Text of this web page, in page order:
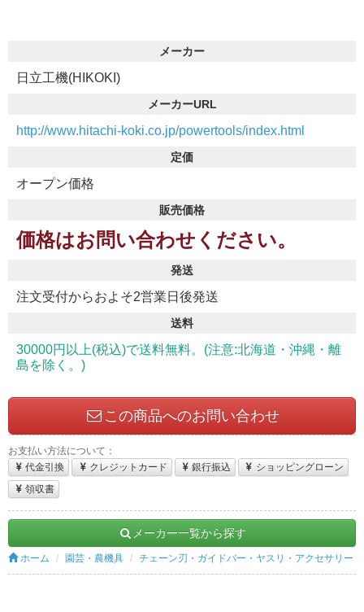
メーカー
日立工機(HIKOKI)
メーカーURL
http://www.hitachi-koki.co.jp/powertools/index.html
定価
オープン価格
販売価格
価格はお問い合わせください。
発送
注文受付からおよそ2営業日後発送
送料
30000円以上(税込)で送料無料。(注意:北海道・沖縄・離
島を除く。)
この商品へのお問い合わせ
お支払い方法について：
代金引換
クレジットカード 銀行振込
ショッピングローン
領収書
メーカー一覧から探す
ホーム 園芸・農機具 チェーン刃・ガイドバー・ヤスリ・アクセサリー